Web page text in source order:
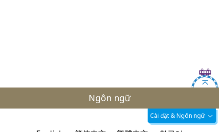
Ngôn ngữ
Cài đặt & Ngôn ngữ